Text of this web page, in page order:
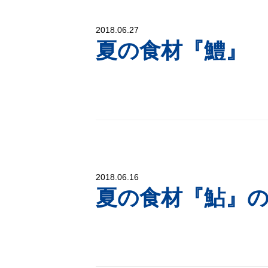
2018.06.27
夏の食材『鱧』
2018.06.16
夏の食材『鮎』